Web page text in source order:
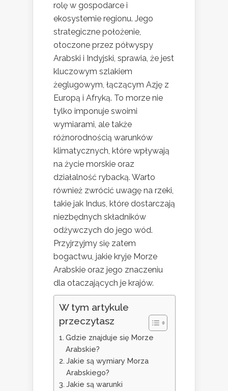
rolę w gospodarce i
ekosystemie regionu. Jego
strategiczne położenie,
otoczone przez półwyspy
Arabski i Indyjski, sprawia, że jest
kluczowym szlakiem
żeglugowym, łączącym Azję z
Europą i Afryką. To morze nie
tylko imponuje swoimi
wymiarami, ale także
różnorodnością warunków
klimatycznych, które wpływają
na życie morskie oraz
działalność rybacką. Warto
również zwrócić uwagę na rzeki,
takie jak Indus, które dostarczają
niezbędnych składników
odżywczych do jego wód.
Przyjrzyjmy się zatem
bogactwu, jakie kryje Morze
Arabskie oraz jego znaczeniu
dla otaczających je krajów.
W tym artykule
przeczytasz
Gdzie znajduje się Morze
Arabskie?
Jakie są wymiary Morza
Arabskiego?
Jakie są warunki